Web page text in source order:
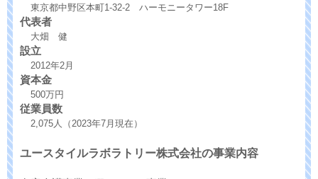
東京都中野区本町1-32-2 ハーモニータワー18F
代表者
大畑 健
設立
2012年2月
資本金
500万円
従業員数
2,075人（2023年7月現在）
ユースタイルラボラトリー株式会社の事業内容